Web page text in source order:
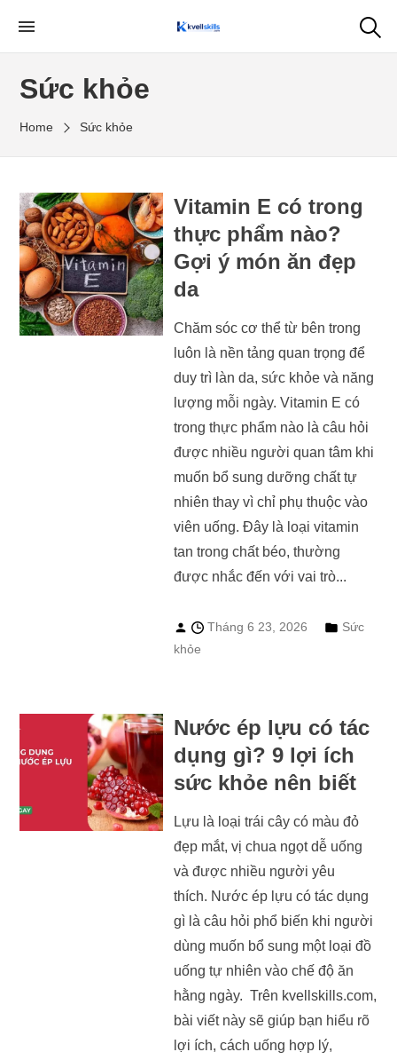
content
My WordPress Blog
Sức khỏe
Home Sức khỏe
Vitamin E có trong
thực phẩm nào?
Gợi ý món ăn đẹp
da
Chăm sóc cơ thể từ bên trong
luôn là nền tảng quan trọng để
duy trì làn da, sức khỏe và năng
lượng mỗi ngày. Vitamin E có
trong thực phẩm nào là câu hỏi
được nhiều người quan tâm khi
muốn bổ sung dưỡng chất tự
nhiên thay vì chỉ phụ thuộc vào
viên uống. Đây là loại vitamin
tan trong chất béo, thường
được nhắc đến với vai trò...
Tháng 6 23, 2026
Sức
khỏe
Nước ép lựu có tác
dụng gì? 9 lợi ích
sức khỏe nên biết
Lựu là loại trái cây có màu đỏ
đẹp mắt, vị chua ngọt dễ uống
và được nhiều người yêu
thích. Nước ép lựu có tác dụng
gì là câu hỏi phổ biến khi người
dùng muốn bổ sung một loại đồ
uống tự nhiên vào chế độ ăn
hằng ngày. Trên kvellskills.com,
bài viết này sẽ giúp bạn hiểu rõ
lợi ích, cách uống hợp lý,